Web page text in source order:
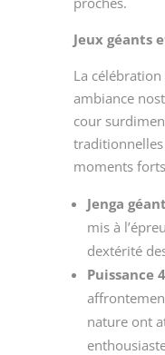
Jeux géants
La
ambiance
cour
moments
Jenga géant
mis à
dextérité
Puissance
nature ont